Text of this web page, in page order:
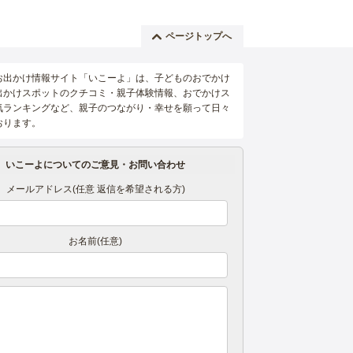
ページトップへ
出かけ情報サイト「いこーよ」は、子どものおでかけ
かけスポットのクチコミ・親子体験情報、おでかけス
ンキングなど、親子のつながり・幸せを願って日々
ます。
いこーよについてのご意見・お問い合わせ
メールアドレス(任意 返信を希望される方)
お名前(任意)